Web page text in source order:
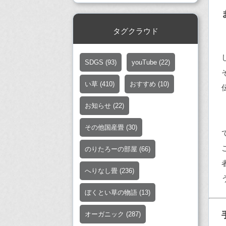
タグクラウド
SDGS (93) youTube (22)
い草 (410) おすすめ (10)
お知らせ (22)
その他国産畳 (30)
のりたろーの部屋 (66)
へりなし畳 (236)
ぼくとい草の物語 (13)
オーガニック (287)